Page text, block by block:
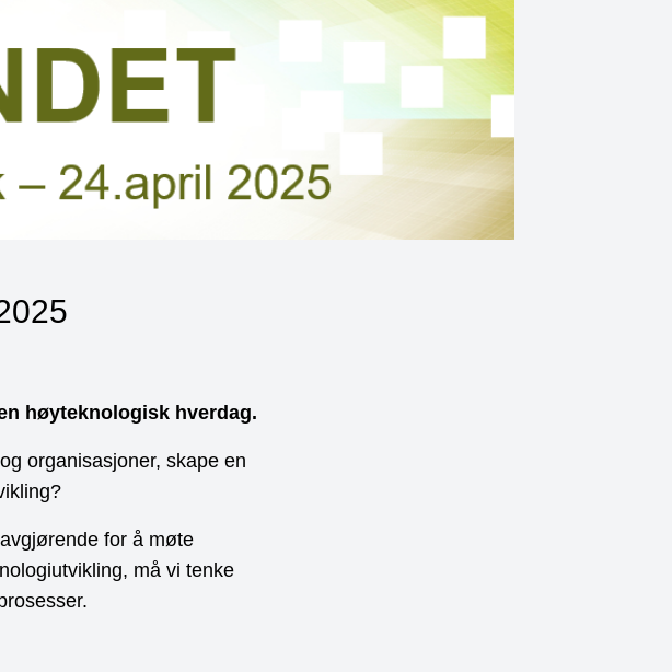
høyteknologisk hverdag.
organisasjoner, skape en
for å møte
må vi tenke